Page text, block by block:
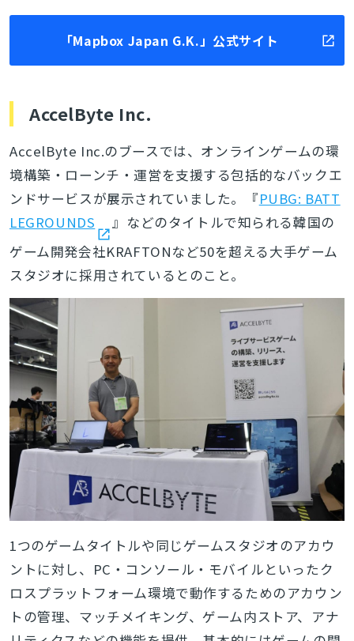
「Mapbox Japan G.K.」公式サイト
AccelByte Inc.
AccelByte Inc.のブースでは、オンラインゲームの環
境構築・ローンチ・運営を支援する包括的なバックエ
ンドサービスが展示されていました。『PUBG: BATT
LEGROUNDS
』などのタイトルで知られる韓国の
ゲーム開発会社KRAFTONなど50を超える大手ゲーム
スタジオに採用されているとのこと。
1つのゲームタイトルや同じゲームスタジオのアカウ
ントに対し、PC・コンソール・モバイルといったク
ロスプラットフォーム環境で動作するためのアカウン
トの管理、マッチメイキング、ゲーム内ストア、アナ